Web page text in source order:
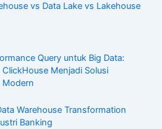
vs Data Lake vs Lakehouse
Query untuk Big Data:
Menjadi Solusi
Modern
Warehouse Transformation
Banking